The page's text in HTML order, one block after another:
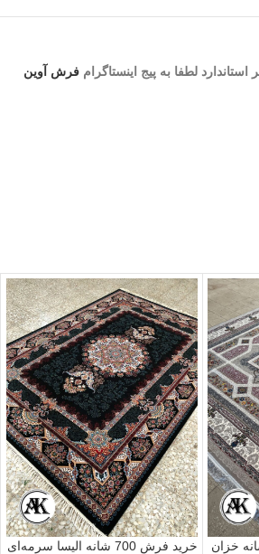
لطفا به پیج اینستاگرام فرش آوین
اکریلیک 700 شانه خزان
خرید فرش 700 شانه الیسا سرمه‌ای